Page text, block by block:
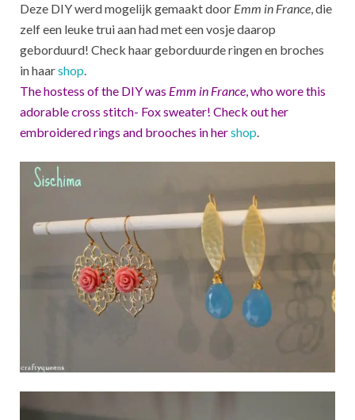
Deze DIY werd mogelijk gemaakt door Emm in France, die
zelf een leuke trui aan had met een vosje daarop
geborduurd! Check haar geborduurde ringen en broches
in haarshop.
The hostess of the DIY was Emm in France, who wore this
adorable cross stitch- Fox sweater! Check out her
embroidered rings and brooches in hershop.